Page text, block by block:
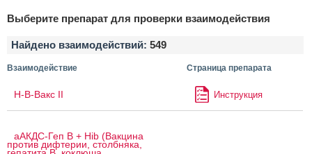
Выберите препарат для проверки взаимодействия
Найдено взаимодействий: 549
Взаимодействие Страница препарата
H-B-Вакс II Инструкция
аАКДС-Геп B + Hib (Вакцина
против дифтерии, столбняка,